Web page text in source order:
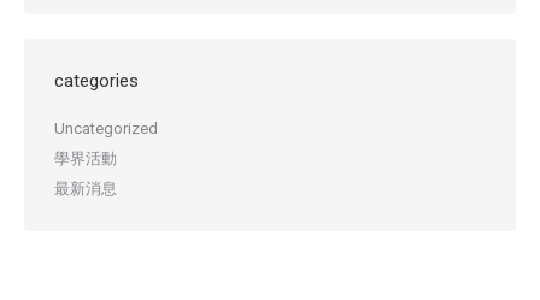
categories
Uncategorized
學界活動
最新消息